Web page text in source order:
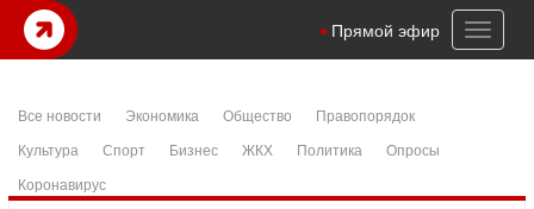
Toggle
Прямой эфир
Все новости Экономика Общество
Правопорядок
Культура
Спорт Бизнес ЖКХ Политика
Опросы
Коронавирус